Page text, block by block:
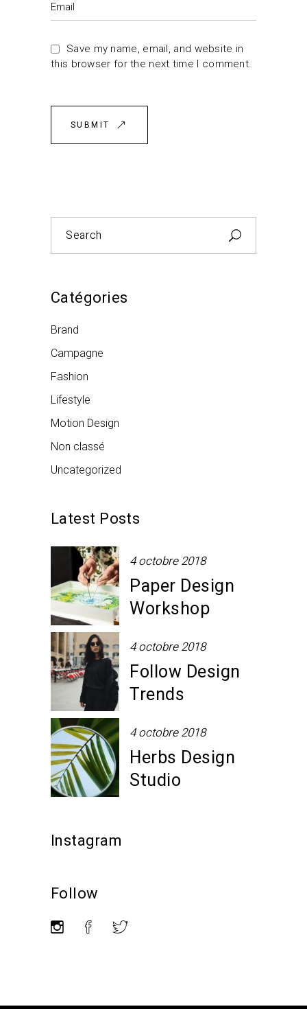
Save my name, email, and website in
this browser for the next time I comment.
SUBMIT
for:
Catégories
Brand
Campagne
Fashion
Lifestyle
Motion Design
Non classé
Uncategorized
Latest Posts
4 octobre 2018
Paper Design
Workshop
4 octobre 2018
Follow Design
Trends
4 octobre 2018
Herbs Design
Studio
Instagram
Follow